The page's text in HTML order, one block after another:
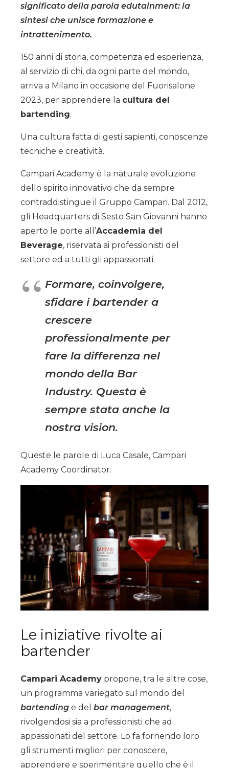
significato della parola edutainment: la
sintesi che unisce formazione e
intrattenimento.
150 anni di storia, competenza ed esperienza,
al servizio di chi, da ogni parte del mondo,
arriva a Milano in occasione del Fuorisalone
2023, per apprendere la cultura del
bartending.
Una cultura fatta di gesti sapienti, conoscenze
tecniche e creatività.
Campari Academy è la naturale evoluzione
dello spirito innovativo che da sempre
contraddistingue il Gruppo Campari. Dal 2012,
gli Headquarters di Sesto San Giovanni hanno
aperto le porte all’Accademia del
Beverage, riservata ai professionisti del
settore ed a tutti gli appassionati.
Formare, coinvolgere,
sfidare i bartender a
crescere
professionalmente per
fare la differenza nel
mondo della Bar
Industry. Questa è
sempre stata anche la
nostra vision.
Queste le parole di Luca Casale, Campari
Academy Coordinator.
Le iniziative rivolte ai
bartender
Campari Academy propone, tra le altre cose,
un programma variegato sul mondo del
bartending e del bar management,
rivolgendosi sia a professionisti che ad
appassionati del settore. Lo fa fornendo loro
gli strumenti migliori per conoscere,
apprendere e sperimentare quello che è il